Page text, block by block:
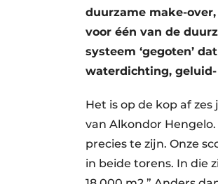
duurzame make-
voor één van de
systeem ‘gegoten’
waterdichting,
Het is op de kop af
van Alkondor
precies te zijn. Onze
in beide torens. In die